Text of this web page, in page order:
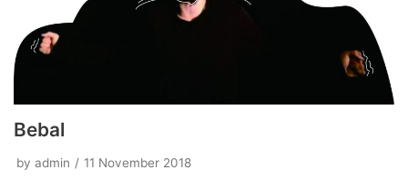
Bebal
by admin 11 November 2018